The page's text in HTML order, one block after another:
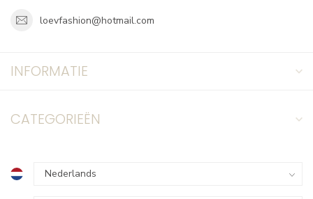
loevfashion@hotmail.com
INFORMATIE
CATEGORIEËN